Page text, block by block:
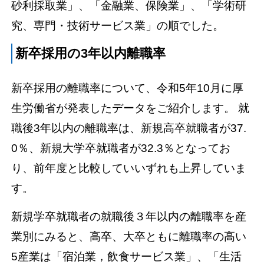
砂利採取業」、「金融業、保険業」、「学術研
究、専門・技術サービス業」の順でした。
新卒採用の3年以内離職率
新卒採用の離職率について、令和5年10月に厚
生労働省が発表したデータをご紹介します。 就
職後3年以内の離職率は、新規高卒就職者が37.
0％、新規大学卒就職者が32.3％となってお
り、前年度と比較していいずれも上昇していま
す。
新規学卒就職者の就職後３年以内の離職率を産
業別にみると、高卒、大卒ともに離職率の高い
5産業は「宿泊業，飲食サービス業」、「生活